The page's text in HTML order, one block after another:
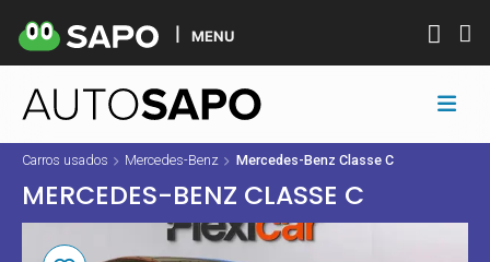
MENU
Carros usados Mercedes-Benz Mercedes-Benz Classe C
MERCEDES-BENZ CLASSE C